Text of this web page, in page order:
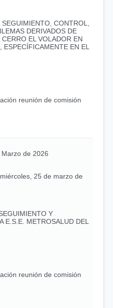
SEGUIMIENTO, CONTROL,
DERIVADOS DE
EL VOLADOR EN
EN EL
reunión de comisión
Marzo de 2026
25 de marzo de
Y
E.S.E. METROSALUD DEL
reunión de comisión